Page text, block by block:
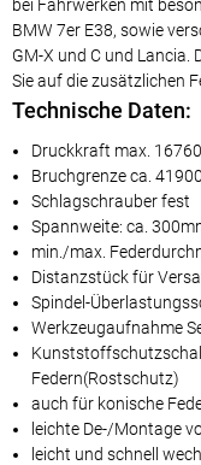
bei Fahrwerken mit
BMW 7er E38, sowie
GM-X und C und Lancia.
Sie auf die zusätzlichen
Technische Daten:
Druckkraft max.
Bruchgrenze ca.
Schlagschrauber fest
Spannweite: ca.
min./max.
Distanzstück für
Spindel-
Werkzeugaufnahme
Federn(Rostschutz)
auch für konische
leichte De-/Montage
leicht und schnell